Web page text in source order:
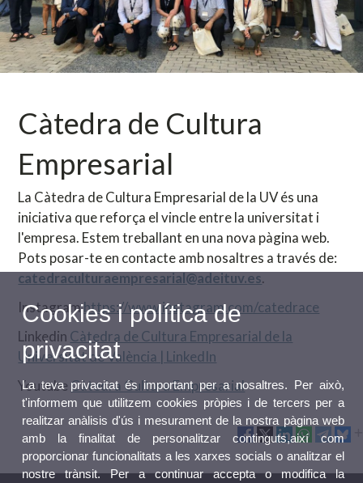
Càtedra de Cultura
Empresarial
La Càtedra de Cultura Empresarial de la UV és una
iniciativa que reforça el vincle entre la universitat i
l'empresa. Estem treballant en una nova pàgina web.
Pots posar-te en contacte amb nosaltres a través de:
catedraculturaempresarial@adeituv.es.
Instagramhttps://www.instagram.com/catedrace
Linkedin Càtedra de Cultura Empresarial de la
Universitat de València | LinkedIn
Youtube Càtedra Cultura Empresarial
Cookies i política de
privacitat
La teva privacitat és important per a nosaltres. Per això,
t'informem que utilitzem cookies pròpies i de tercers per a
realitzar anàlisis d'ús i mesurament de la nostra pàgina web
amb la finalitat de personalitzar continguts,així com
proporcionar funcionalitats a les xarxes socials o analitzar el
nostre trànsit. Per a continuar accepta o modifica la